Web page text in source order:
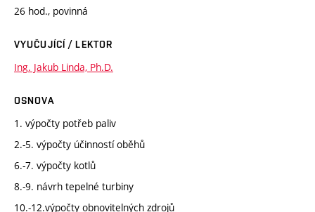
26 hod., povinná
VYUČUJÍCÍ / LEKTOR
Ing. Jakub Linda, Ph.D.
OSNOVA
1. výpočty potřeb paliv
2.-5. výpočty účinností oběhů
6.-7. výpočty kotlů
8.-9. návrh tepelné turbiny
10.-12.výpočty obnovitelných zdrojů